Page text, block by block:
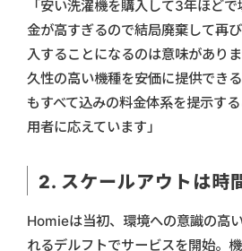
「安い洗濯機を購入して3年ほど
金が高すぎるので結局廃棄して再
入することになるのは意味があり
久性の高い機種を安価に提供でき
もすべて込みの料金体系を提示す
用者に応えています」
2. スケールアウトは時
Homieは当初、環境への意識の高
れるデルフトでサービスを開始。